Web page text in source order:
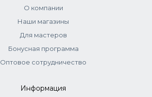
О компании
Наши магазины
Для мастеров
Бонусная программа
Оптовое сотрудничество
Информация